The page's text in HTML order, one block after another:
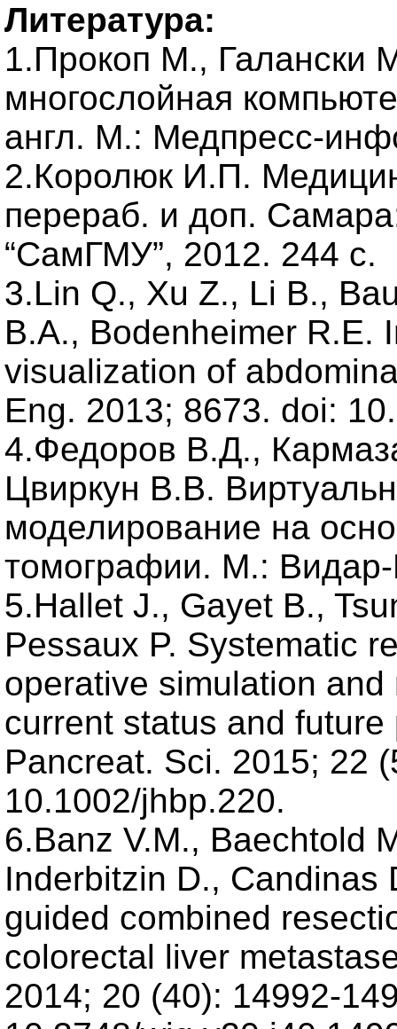
Литература:
1.Прокоп М., Галански
многослойная
англ. М.: Медпресс-
2.Королюк И.П.
перераб. и доп.
“СамГМУ”, 2012. 244 с.
3.Lin Q., Xu Z., Li B.,
B.A., Bodenheimer R.E.
visualization of
Eng. 2013; 8673. doi:
4.Федоров В.Д.,
Цвиркун В.В.
моделирование на
томографии. М.:
5.Hallet J., Gayet B.,
Pessaux P. Systematic
operative simulation
current status and
Pancreat. Sci. 2015; 22
10.1002/jhbp.220.
6.Banz V.M., Baechtold
Inderbitzin D., Candinas
guided combined
colorectal liver
2014; 20 (40): 14992-